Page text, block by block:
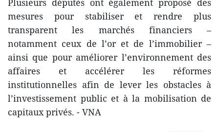
Plusieurs députés ont également proposé des
mesures pour stabiliser et rendre plus
transparent les marchés financiers –
notamment ceux de l’or et de l’immobilier –
ainsi que pour améliorer l’environnement des
affaires et accélérer les réformes
institutionnelles afin de lever les obstacles à
l’investissement public et à la mobilisation de
capitaux privés. - VNA